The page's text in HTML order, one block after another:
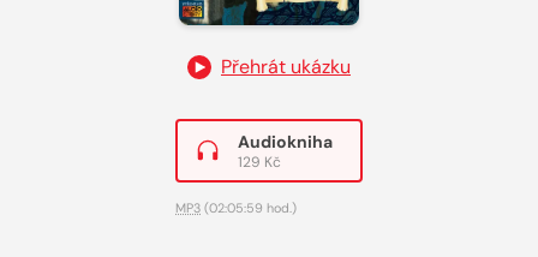
Přehrát ukázku
Audiokniha
129 Kč
MP3 (02:05:59 hod.)